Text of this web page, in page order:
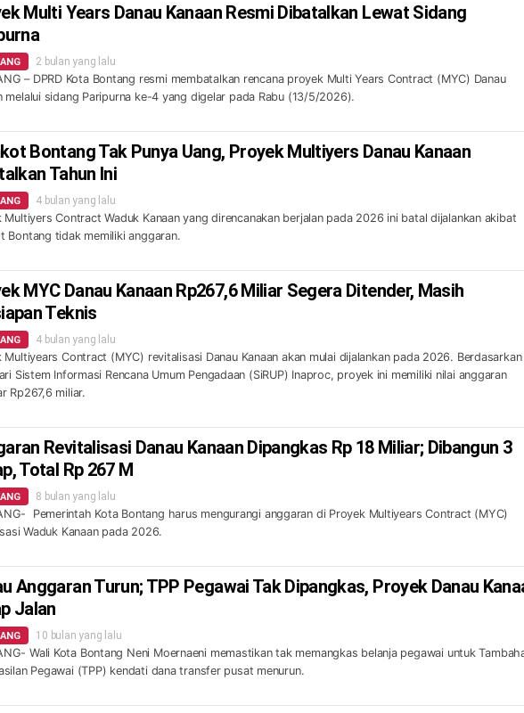
Multi Years Danau Kanaan Resmi Dibatalkan Lewat Sidang
2 bulan yang lalu
– DPRD Kota Bontang resmi membatalkan rencana proyek Multi Years Contract (MYC) Danau
melalui sidang Paripurna ke-4 yang digelar pada Rabu (13/5/2026).
Bontang Tak Punya Uang, Proyek Multiyers Danau Kanaan
Tahun Ini
4 bulan yang lalu
Multiyers Contract Waduk Kanaan yang direncanakan berjalan pada 2026 ini batal dijalankan akibat
Bontang tidak memiliki anggaran.
MYC Danau Kanaan Rp267,6 Miliar Segera Ditender, Masih
Teknis
4 bulan yang lalu
Multiyears Contract (MYC) revitalisasi Danau Kanaan akan mulai dijalankan pada 2026. Berdasarkan
Sistem Informasi Rencana Umum Pengadaan (SiRUP) Inaproc, proyek ini memiliki nilai anggaran
Rp267,6 miliar.
Revitalisasi Danau Kanaan Dipangkas Rp 18 Miliar; Dibangun 3
Total Rp 267 M
8 bulan yang lalu
Pemerintah Kota Bontang harus mengurangi anggaran di Proyek Multiyears Contract (MYC)
Waduk Kanaan pada 2026.
Anggaran Turun; TPP Pegawai Tak Dipangkas, Proyek Danau
Jalan
10 bulan yang lalu
Wali Kota Bontang Neni Moernaeni memastikan tak memangkas belanja pegawai untuk
Pegawai (TPP) kendati dana transfer pusat menurun.